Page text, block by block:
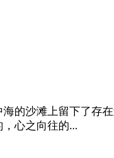
的沙滩上留下了存
心之向往的...